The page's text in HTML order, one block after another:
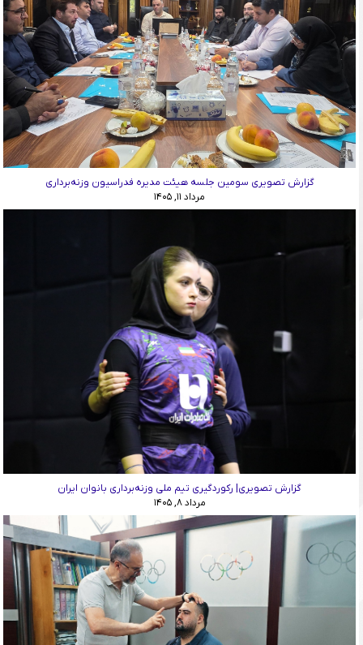
گزارش تصویری سومین جلسه هیئت مدیره فدراسیون وزنه‌برداری
مرداد ۱۱, ۱۴۰۵
گزارش تصویری| رکوردگیری تیم ملی وزنه‌برداری بانوان ایران
مرداد ۸, ۱۴۰۵